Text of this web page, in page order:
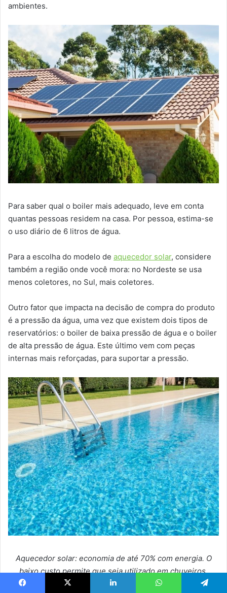
ambientes.
Para saber qual o boiler mais adequado, leve em conta
quantas pessoas residem na casa. Por pessoa, estima-se
o uso diário de 6 litros de água.
Para a escolha do modelo de aquecedor solar, considere
também a região onde você mora: no Nordeste se usa
menos coletores, no Sul, mais coletores.
Outro fator que impacta na decisão de compra do produto
é a pressão da água, uma vez que existem dois tipos de
reservatórios: o boiler de baixa pressão de água e o boiler
de alta pressão de água. Este último vem com peças
internas mais reforçadas, para suportar a pressão.
Aquecedor solar: economia de até 70% com energia. O
baixo custo permite que seja utilizado em chuveiros,
aquecimento de ambientes e até piscina